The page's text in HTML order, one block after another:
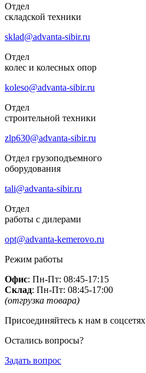
Отдел
складской техники
sklad@advanta-sibir.ru
Отдел
колес и колесных опор
koleso@advanta-sibir.ru
Отдел
строительной техники
zlp630@advanta-sibir.ru
Отдел грузоподъемного
оборудования
tali@advanta-sibir.ru
Отдел
работы с дилерами
opt@advanta-kemerovo.ru
Режим работы
Офис: Пн-Пт: 08:45-17:15
Склад: Пн-Пт: 08:45-17:00
(отгрузка товара)
Присоединяйтесь к нам в соцсетях
Остались вопросы?
Задать вопрос